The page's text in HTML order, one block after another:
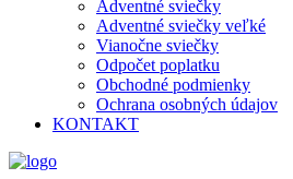
Adventné sviečky
Adventné sviečky veľké
Vianočne sviečky
Odpočet poplatku
Obchodné podmienky
Ochrana osobných údajov
KONTAKT